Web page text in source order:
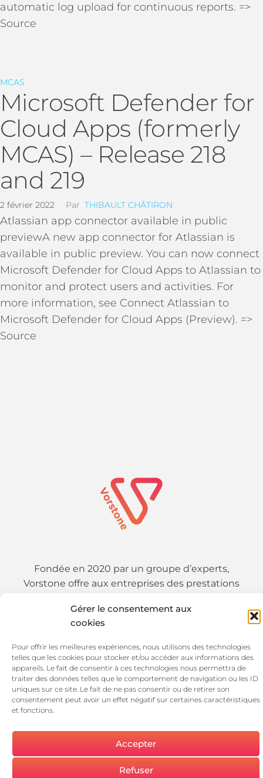
Gérer le consentement aux
cookies
Pour offrir les meilleures expériences, nous utilisons des technologies
telles que les cookies pour stocker et/ou accéder aux informations des
appareils. Le fait de consentir à ces technologies nous permettra de
traiter des données telles que le comportement de navigation ou les ID
uniques sur ce site. Le fait de ne pas consentir ou de retirer son
consentement peut avoir un effet négatif sur certaines caractéristiques
et fonctions.
Accepter
Refuser
automatic log upload for continuous reports. =>
Source
MCAS
Microsoft Defender for
Cloud Apps (formerly
MCAS) – Release 218
and 219
2 février 2022 Par THIBAULT CHÂTIRON
Atlassian app connector available in public
previewA new app connector for Atlassian is
available in public preview. You can now connect
Microsoft Defender for Cloud Apps to Atlassian to
monitor and protect users and activities. For
more information, see Connect Atlassian to
Microsoft Defender for Cloud Apps (Preview). =>
Source
Fondée en 2020 par un groupe d’experts,
Vorstone offre aux entreprises des prestations
prestations d’intégrations de solutions.
01 89 19 54 25
SUIVEZ-NOUS !